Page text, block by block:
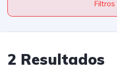
2 Resultados